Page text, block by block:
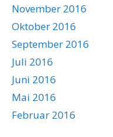
November 2016
Oktober 2016
September 2016
Juli 2016
Juni 2016
Mai 2016
Februar 2016